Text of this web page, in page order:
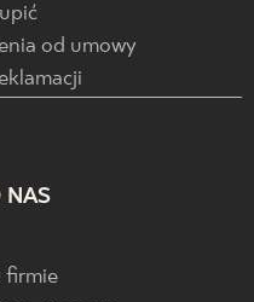
od umowy
NAS
firmie